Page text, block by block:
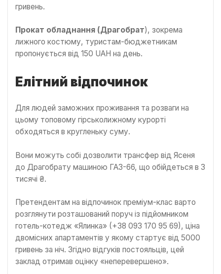
гривень.
Прокат обладнання (Драгобрат), зокрема
лижного костюму, туристам-бюджетникам
пропонується від 150 UAH на день.
Елітний відпочинок
Для людей заможних проживання та розваги на
цьому топовому гірськолижному курорті
обходяться в кругленьку суму.
Вони можуть собі дозволити трансфер від Ясеня
до Драгобрату машиною ГАЗ-66, що обійдеться в 3
тисячі ₴.
Претендентам на відпочинок преміум-клас варто
розглянути розташований поруч із підйомником
готель-котедж «Ялинка» (+38 093 170 95 69), ціна
двомісних апартаментів у якому стартує від 5000
гривень за ніч. Згідно відгуків постояльців, цей
заклад отримав оцінку «неперевершено».